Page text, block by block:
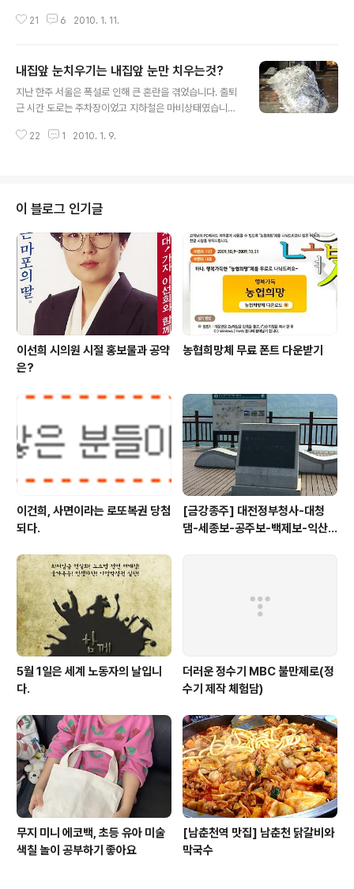
을 비롯한 롯데,한화,웅진등의 대기업들이 대거 진출을 확
시가 아니라 교육과학도시로 바꿔게 된다. 정부는 대기업
들의 진출로 세종시 원안보다 고용효과도 더 크고 자족기
능도 충족했다고 자평하고 있다. 하지만 벌써부터 충청권
울러 한나라당의 친박계와 민주당을 비롯한 야당과 시민단
21 6 2010. 1. 11.
내집앞 눈치우기는 내집앞 눈만 치우는것?
지난 한주 서울은 폭설로 인해 큰 혼란을 겪었습니다. 출퇴
근 시간 도로는 주차장이었고 지하철은 마비상태였습니다.
제설작업은 어설프기 그지 없었습니다. 지방 도시인 강릉
는 눈이 치워졌지만 아직도 골목길이나 이면도로는 눈이
군데군데 쌓여있어서 차도나 인도나 위험한 상태입니다.
특히나 골목길은 미끄럽기 그지 없습니다. 서울시를 비롯
한 지자체들은 '내집앞 눈치우기'를 조례로 제정했지만 구
체적인 내용이 없는 내용이라 지켜지지 않고 있습니다. 이
에 소방방재청은 자기집 앞의 눈치우기를 게을리하면 과태
료..
22 1 2010. 1. 9.
이 블로그 인기글
이선희 시의원 시절 홍보물과 공약
은?
농협희망체 무료 폰트 다운받기
이건희, 사면이라는 로또복권 당첨
되다.
[금강종주] 대전정부청사-대청
댐-세종보-공주보-백제보-익산
5월 1일은 세계 노동자의 날입니
다.
더러운 정수기 MBC 불만제로(정
수기 제작 체험담)
무지 미니 에코백, 초등 유아 미술
색칠 놀이 공부하기 좋아요
[남춘천역 맛집] 남춘천 닭갈비와
막국수